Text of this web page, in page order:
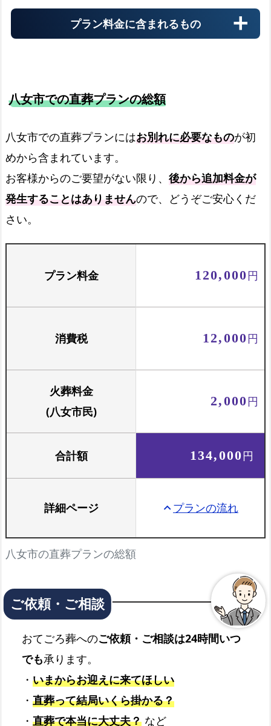
プラン料金に含まれるもの
霊柩車
火葬場までの霊柩費用
火葬場でのご案内
お骨壺セット
骨壺と骨箱のセットです
八女市での直葬プランの総額
八女市での直葬プランにはお別れに必要なものが初
めから含まれています。
お客様からのご要望がない限り、 後から追加料金が
発生することはありませんので、どうぞご安心くだ
さい。
八女市の直葬プランの総額
プラン料金 120,000円
消費税 12,000円
火葬料金
(八女市民)
2,000円
合計額 134,000円
詳細ページ keyboard_arrow_upプランの流れ
おてごろ葬へのご依頼・ご相談は24時間いつ
でも承ります。
・ いまからお迎えに来てほしい
・ 直葬って結局いくら掛かる？
・ 直葬で本当に大丈夫？など